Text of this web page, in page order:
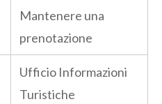
Mantenere una
prenotazione
Ufficio Informazioni
Turistiche